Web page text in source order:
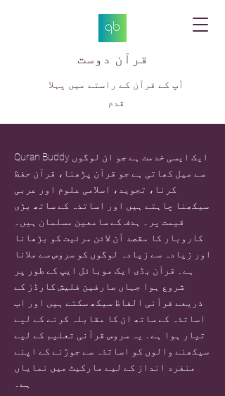
قرآن دوست
آپ کے قرآن کے راستے میں پہلا
قدم
Quran Buddy ایک ایسی خدمت ہے جو ان لوگوں
سے میل کھاتی ہے جو قرآن پڑھنا، قرآن حفظ
کرنا، تجوید، اسلامی علوم اور عربی
سیکھنا چاہتے ہیں اور اساتذہ کے ساتھ بڑی
قیمت پر۔ ہدف کے سامعین مسلمان ہیں۔
کاروبار کا مقصد آن لائن مرئیت کو بڑھانا
اور زیادہ سے زیادہ لوگوں کو سروس سے ملانا
ہے۔ قرآن بڈی ایک موبائل ایپ کے طور پر
شروع ہوا جہاں صارفین فلیش کارڈز کے
ذریعے قرآنی الفاظ سیکھ سکتے ہیں اور اب
اساتذہ کے ساتھ ان کا مقابلہ کرنے کے لیے
تیار ہوا ہے۔ یہ سروس قرآنی تعلیم کے لیے
سیکھنے والوں کو اساتذہ سے جوڑنے کے اپنے
منفرد انداز کے لیے مارکیٹ میں نمایاں
ہے۔